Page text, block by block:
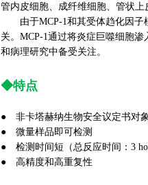
管内皮细胞、成纤维细胞、管状上
由于MCP-1和其受体趋化因
关。MCP-1通过将炎症巨噬细胞
和病理研究中备受关注。
◆特点
● 非卡塔赫纳生物安全议定书对象
● 微量样品即可检测
● 检测时间短（总反应时间：3
● 高精度和高重复性